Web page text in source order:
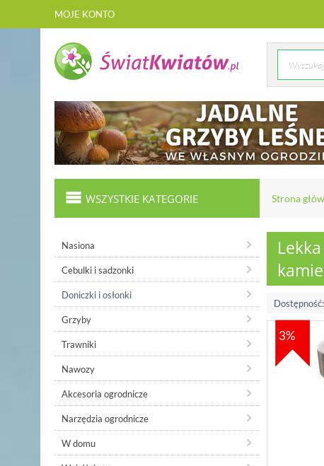
MOJE KONTO
WSZYSTKIE KATEGORIE Strona
Nasiona
Cebulki i sadzonki
Doniczki i osłonki
Grzyby
Trawniki
Nawozy
Akcesoria ogrodnicze
Narzędzia ogrodnicze
W domu
Dostępność:
3%